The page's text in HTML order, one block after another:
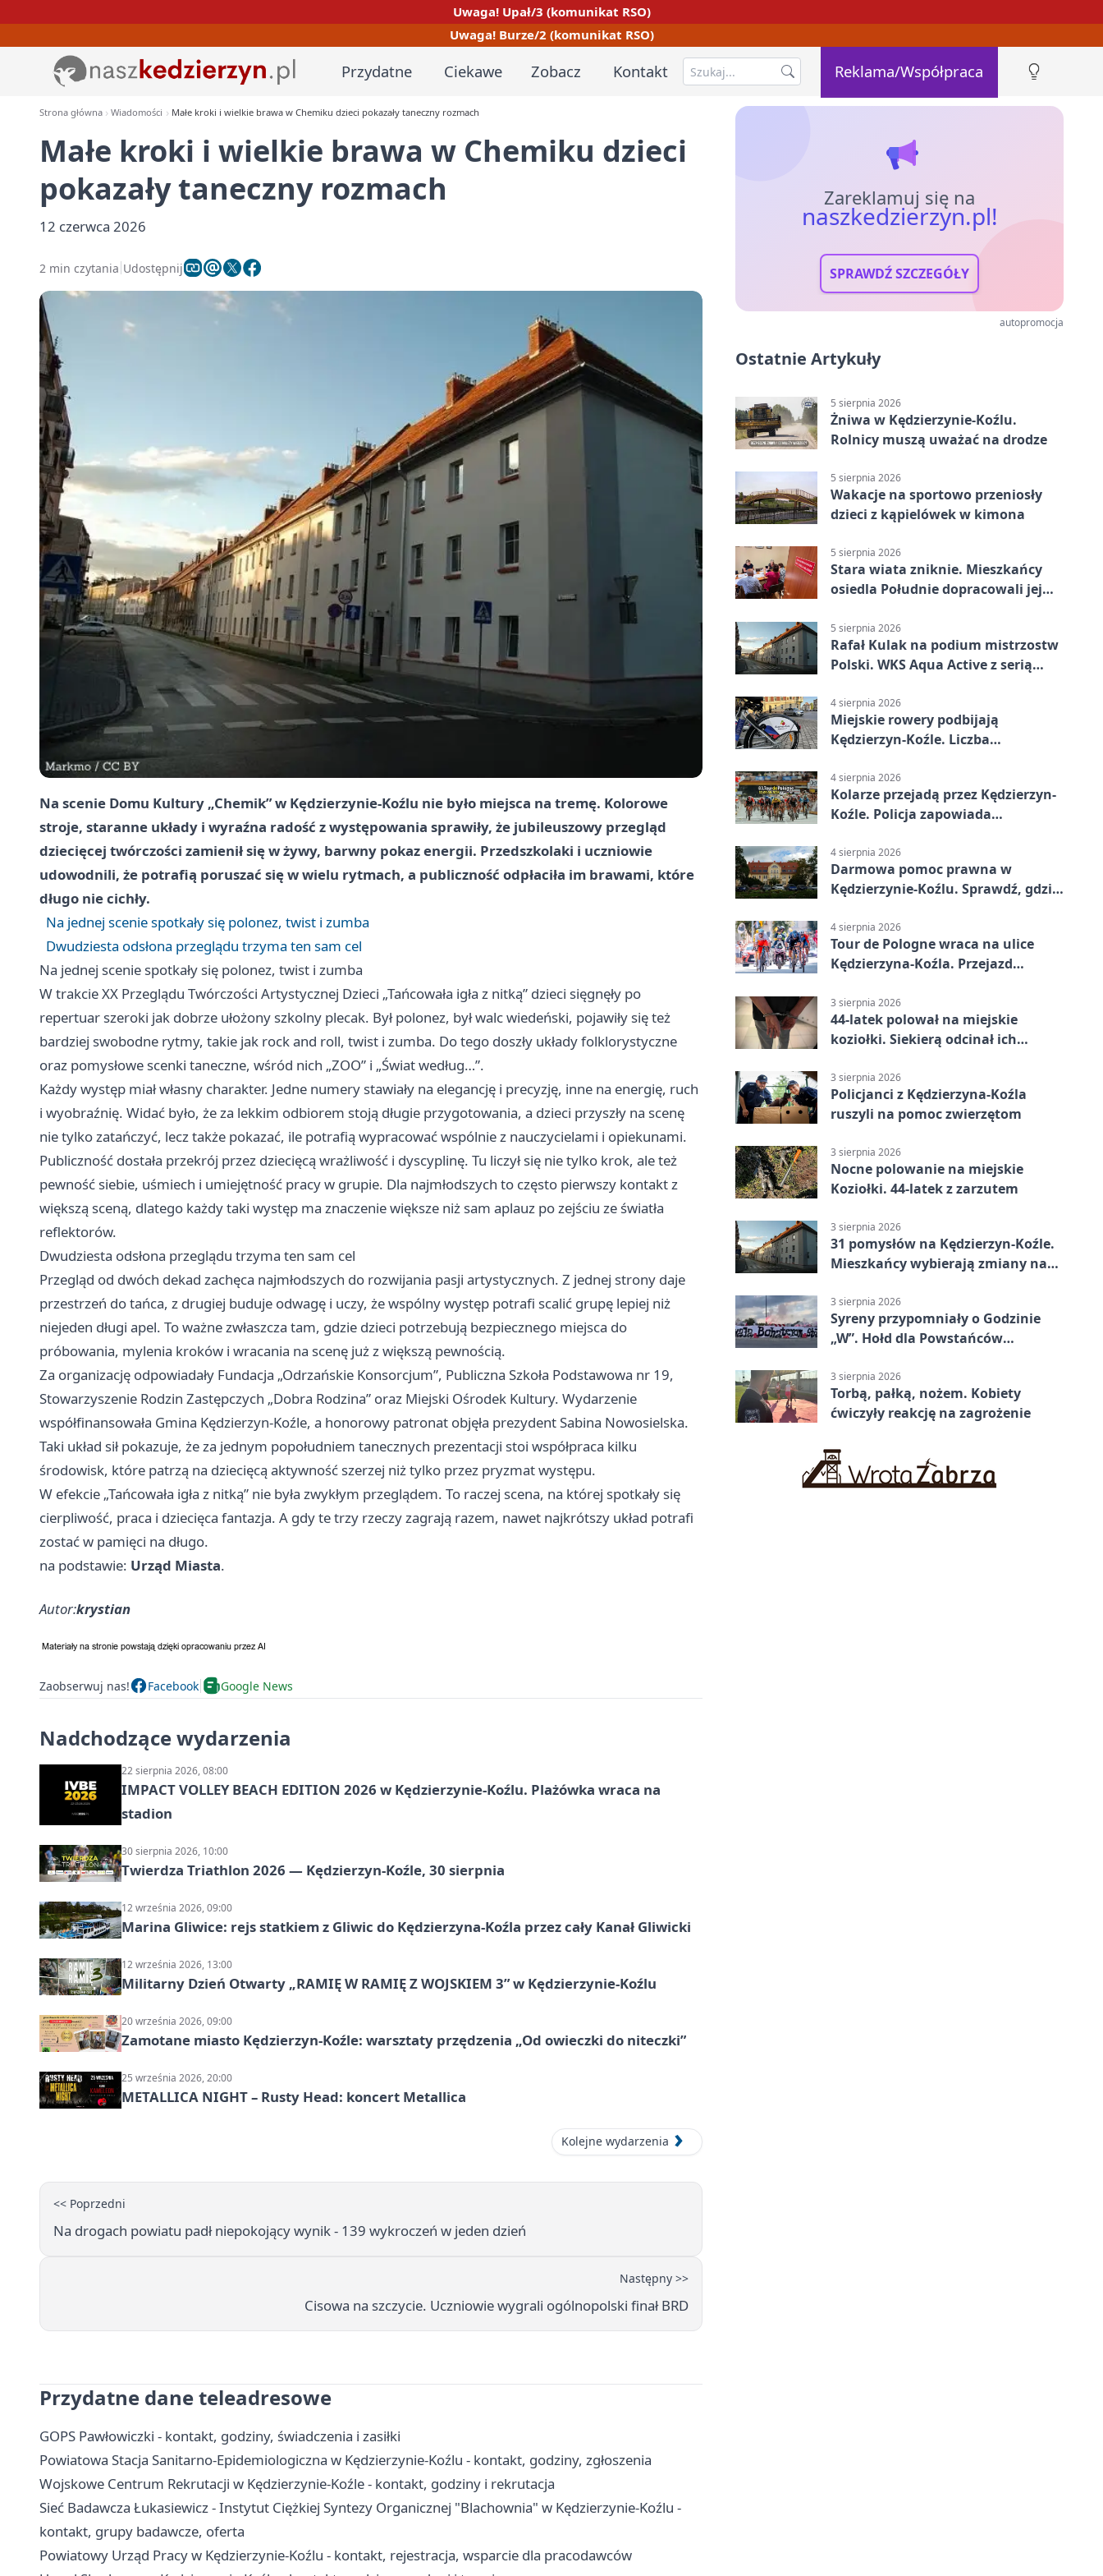
Uwaga! Upał/3 (komunikat RSO)
Uwaga! Burze/2 (komunikat RSO)
Przydatne Ciekawe Zobacz Kontakt Reklama/Współpraca
Strona główna Wiadomości Małe kroki i wielkie brawa w Chemiku dzieci pokazały taneczny rozmach
Małe kroki i wielkie brawa w Chemiku dzieci
pokazały taneczny rozmach
12 czerwca 2026
2 min czytania Udostępnij
Na scenie Domu Kultury „Chemik” w Kędzierzynie-Koźlu nie było miejsca na tremę. Kolorowe
stroje, staranne układy i wyraźna radość z występowania sprawiły, że jubileuszowy przegląd
dziecięcej twórczości zamienił się w żywy, barwny pokaz energii. Przedszkolaki i uczniowie
udowodnili, że potrafią poruszać się w wielu rytmach, a publiczność odpłaciła im brawami, które
długo nie cichły.
Na jednej scenie spotkały się polonez, twist i zumba
Dwudziesta odsłona przeglądu trzyma ten sam cel
Na jednej scenie spotkały się polonez, twist i zumba
W trakcie XX Przeglądu Twórczości Artystycznej Dzieci „Tańcowała igła z nitką” dzieci sięgnęły po
repertuar szeroki jak dobrze ułożony szkolny plecak. Był polonez, był walc wiedeński, pojawiły się też
bardziej swobodne rytmy, takie jak rock and roll, twist i zumba. Do tego doszły układy folklorystyczne
oraz pomysłowe scenki taneczne, wśród nich „ZOO” i „Świat według…”.
Każdy występ miał własny charakter. Jedne numery stawiały na elegancję i precyzję, inne na energię, ruch
i wyobraźnię. Widać było, że za lekkim odbiorem stoją długie przygotowania, a dzieci przyszły na scenę
nie tylko zatańczyć, lecz także pokazać, ile potrafią wypracować wspólnie z nauczycielami i opiekunami.
Publiczność dostała przekrój przez dziecięcą wrażliwość i dyscyplinę. Tu liczył się nie tylko krok, ale też
pewność siebie, uśmiech i umiejętność pracy w grupie. Dla najmłodszych to często pierwszy kontakt z
większą sceną, dlatego każdy taki występ ma znaczenie większe niż sam aplauz po zejściu ze światła
reflektorów.
Dwudziesta odsłona przeglądu trzyma ten sam cel
Przegląd od dwóch dekad zachęca najmłodszych do rozwijania pasji artystycznych. Z jednej strony daje
przestrzeń do tańca, z drugiej buduje odwagę i uczy, że wspólny występ potrafi scalić grupę lepiej niż
niejeden długi apel. To ważne zwłaszcza tam, gdzie dzieci potrzebują bezpiecznego miejsca do
próbowania, mylenia kroków i wracania na scenę już z większą pewnością.
Za organizację odpowiadały Fundacja „Odrzańskie Konsorcjum”, Publiczna Szkoła Podstawowa nr 19,
Stowarzyszenie Rodzin Zastępczych „Dobra Rodzina” oraz Miejski Ośrodek Kultury. Wydarzenie
współfinansowała Gmina Kędzierzyn-Koźle, a honorowy patronat objęła prezydent Sabina Nowosielska.
Taki układ sił pokazuje, że za jednym popołudniem tanecznych prezentacji stoi współpraca kilku
środowisk, które patrzą na dziecięcą aktywność szerzej niż tylko przez pryzmat występu.
W efekcie „Tańcowała igła z nitką” nie była zwykłym przeglądem. To raczej scena, na której spotkały się
cierpliwość, praca i dziecięca fantazja. A gdy te trzy rzeczy zagrają razem, nawet najkrótszy układ potrafi
zostać w pamięci na długo.
na podstawie: Urząd Miasta.
Autor:krystian
Zaobserwuj nas! Facebook Google News
Nadchodzące wydarzenia
22 sierpnia 2026, 08:00
IMPACT VOLLEY BEACH EDITION 2026 w Kędzierzynie-Koźlu. Plażówka wraca na
stadion
30 sierpnia 2026, 10:00
Twierdza Triathlon 2026 — Kędzierzyn-Koźle, 30 sierpnia
12 września 2026, 09:00
Marina Gliwice: rejs statkiem z Gliwic do Kędzierzyna-Koźla przez cały Kanał Gliwicki
12 września 2026, 13:00
Militarny Dzień Otwarty „RAMIĘ W RAMIĘ Z WOJSKIEM 3” w Kędzierzynie-Koźlu
20 września 2026, 09:00
Zamotane miasto Kędzierzyn-Koźle: warsztaty przędzenia „Od owieczki do niteczki”
25 września 2026, 20:00
METALLICA NIGHT – Rusty Head: koncert Metallica
Kolejne wydarzenia
<< Poprzedni
Na drogach powiatu padł niepokojący wynik - 139 wykroczeń w jeden dzień
Następny >>
Cisowa na szczycie. Uczniowie wygrali ogólnopolski finał BRD
Przydatne dane teleadresowe
GOPS Pawłowiczki - kontakt, godziny, świadczenia i zasiłki
Powiatowa Stacja Sanitarno-Epidemiologiczna w Kędzierzynie-Koźlu - kontakt, godziny, zgłoszenia
Wojskowe Centrum Rekrutacji w Kędzierzynie-Koźle - kontakt, godziny i rekrutacja
Sieć Badawcza Łukasiewicz - Instytut Ciężkiej Syntezy Organicznej "Blachownia" w Kędzierzynie-Koźlu -
kontakt, grupy badawcze, oferta
Powiatowy Urząd Pracy w Kędzierzynie-Koźlu - kontakt, rejestracja, wsparcie dla pracodawców
Zareklamuj się na
naszkedzierzyn.pl!
SPRAWDŹ SZCZEGÓŁY
autopromocja
Ostatnie Artykuły
5 sierpnia 2026
Żniwa w Kędzierzynie-Koźlu.
Rolnicy muszą uważać na drodze
5 sierpnia 2026
Wakacje na sportowo przeniosły
dzieci z kąpielówek w kimona
5 sierpnia 2026
Stara wiata zniknie. Mieszkańcy
osiedla Południe dopracowali jej
5 sierpnia 2026
Rafał Kulak na podium mistrzostw
Polski. WKS Aqua Active z serią
4 sierpnia 2026
Miejskie rowery podbijają
Kędzierzyn-Koźle. Liczba
4 sierpnia 2026
Kolarze przejadą przez Kędzierzyn-
Koźle. Policja zapowiada
4 sierpnia 2026
Darmowa pomoc prawna w
Kędzierzynie-Koźlu. Sprawdź, gdzie
4 sierpnia 2026
Tour de Pologne wraca na ulice
Kędzierzyna-Koźla. Przejazd
3 sierpnia 2026
44-latek polował na miejskie
koziołki. Siekierą odcinał ich
3 sierpnia 2026
Policjanci z Kędzierzyna-Koźla
ruszyli na pomoc zwierzętom
3 sierpnia 2026
Nocne polowanie na miejskie
Koziołki. 44-latek z zarzutem
3 sierpnia 2026
31 pomysłów na Kędzierzyn-Koźle.
Mieszkańcy wybierają zmiany na
3 sierpnia 2026
Syreny przypomniały o Godzinie
„W”. Hołd dla Powstańców
3 sierpnia 2026
Torbą, pałką, nożem. Kobiety
ćwiczyły reakcję na zagrożenie